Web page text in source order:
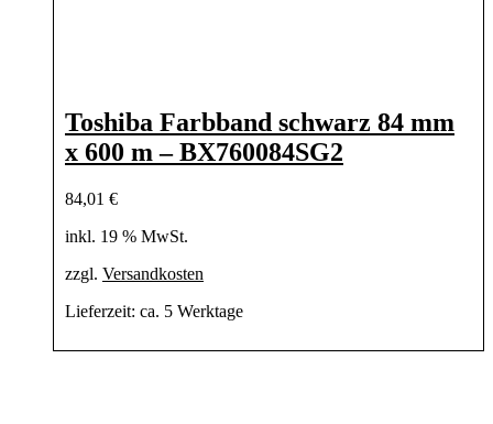
Toshiba Farbband schwarz 84 mm
x 600 m – BX760084SG2
84,01 €
inkl. 19 % MwSt.
zzgl. Versandkosten
Lieferzeit: ca. 5 Werktage